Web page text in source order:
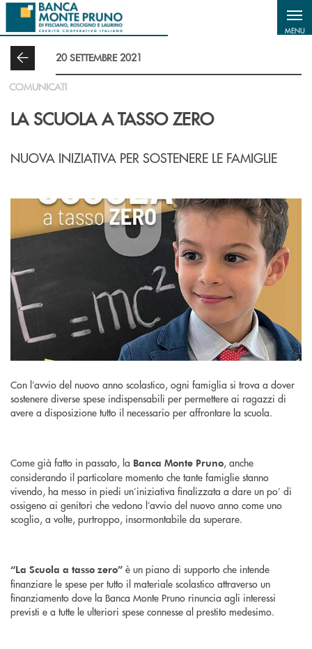
Salta al contenuto principale
MENU
20 SETTEMBRE 2021
COMUNICATI
LA SCUOLA A TASSO ZERO
NUOVA INIZIATIVA PER SOSTENERE LE FAMIGLIE
Con l’avvio del nuovo anno scolastico, ogni famiglia si trova a dover
sostenere diverse spese indispensabili per permettere ai ragazzi di
avere a disposizione tutto il necessario per affrontare la scuola.
Come già fatto in passato, la Banca Monte Pruno, anche
considerando il particolare momento che tante famiglie stanno
vivendo, ha messo in piedi un’iniziativa finalizzata a dare un po’ di
ossigeno ai genitori che vedono l’avvio del nuovo anno come uno
scoglio, a volte, purtroppo, insormontabile da superare.
“La Scuola a tasso zero” è un piano di supporto che intende
finanziare le spese per tutto il materiale scolastico attraverso un
finanziamento dove la Banca Monte Pruno rinuncia agli interessi
previsti e a tutte le ulteriori spese connesse al prestito medesimo.